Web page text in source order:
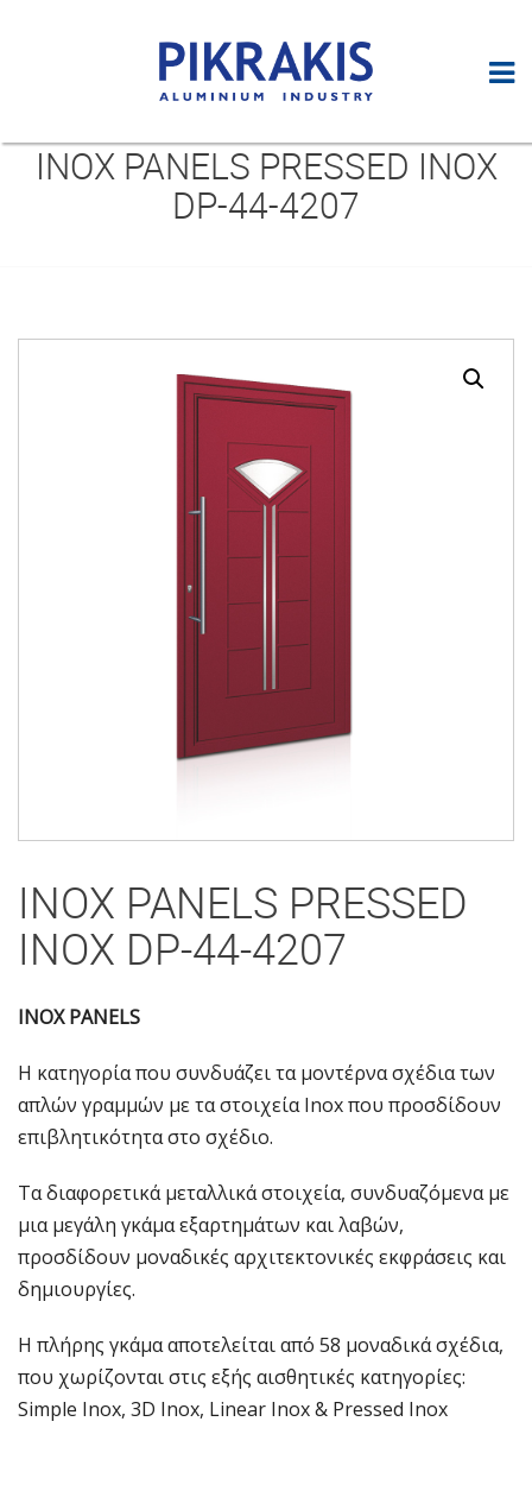
INOX PANELS PRESSED INOX
DP-44-4207
INOX PANELS PRESSED
INOX DP-44-4207
INOX PANELS
Η κατηγορία που συνδυάζει τα μοντέρνα σχέδια των
απλών γραμμών με τα στοιχεία Inox που προσδίδουν
επιβλητικότητα στο σχέδιο.
Τα διαφορετικά μεταλλικά στοιχεία, συνδυαζόμενα με
μια μεγάλη γκάμα εξαρτημάτων και λαβών,
προσδίδουν μοναδικές αρχιτεκτονικές εκφράσεις και
δημιουργίες.
Η πλήρης γκάμα αποτελείται από 58 μοναδικά σχέδια,
που χωρίζονται στις εξής αισθητικές κατηγορίες:
Simple Inox, 3D Inox, Linear Inox & Pressed Inox